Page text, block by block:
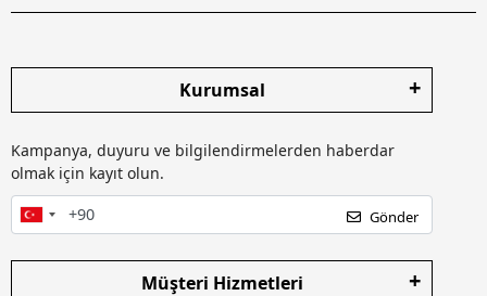
Kurumsal
Kampanya, duyuru ve bilgilendirmelerden haberdar
olmak için kayıt olun.
Gönder
Müşteri Hizmetleri